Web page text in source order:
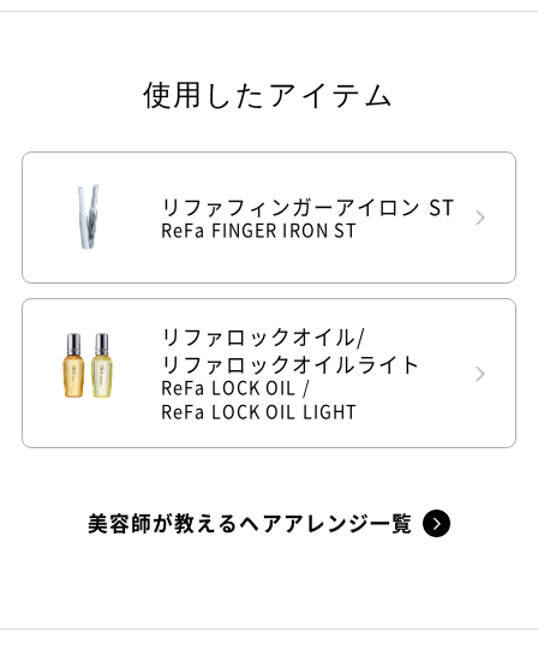
使用したアイテム
リファフィンガーアイロン ST
ReFa FINGER IRON ST
リファロックオイル/
リファロックオイルライト
ReFa LOCK OIL /
ReFa LOCK OIL LIGHT
美容師が教えるヘアアレンジ一覧